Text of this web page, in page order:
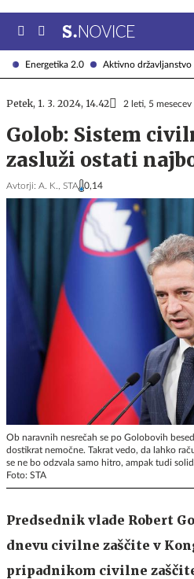
Energetika 2.0 Aktivno državljanstvo
Petek, 1. 3. 2024, 14.42 2 leti, 5 mesecev
Golob: Sistem
zasluži ostati
Avtorji: A. K., STA 0,14
Ob naravnih nesrečah se po Golobovih
dostikrat nemočne. Takrat vedo, da lahko
se ne bo odzvala samo hitro, ampak tudi
Foto: STA
Predsednik vlade Robert
dnevu civilne zaščite v
pripadnikom civilne